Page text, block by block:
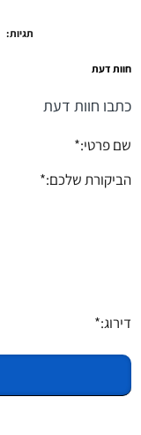
תגיות:
חוות דעת
כתבו חוות דעת
שם פרטי:
הביקורת שלכם:
דירוג: